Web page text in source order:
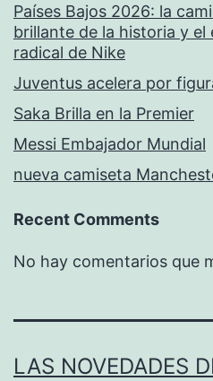
Países Bajos 2026: la
brillante de la historia y el
radical de Nike
Juventus acelera por
Saka Brilla en la Premier
Messi Embajador Mundial
nueva camiseta
Recent Comments
No hay comentarios que
LAS NOVEDADES